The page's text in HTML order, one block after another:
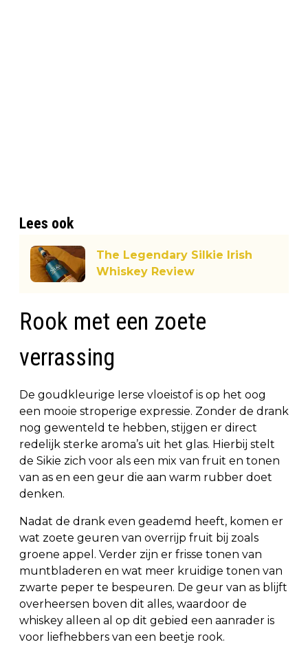
Lees ook
The Legendary Silkie Irish
Whiskey Review
Rook met een zoete
verrassing
De goudkleurige Ierse vloeistof is op het oog
een mooie stroperige expressie. Zonder de drank
nog gewenteld te hebben, stijgen er direct
redelijk sterke aroma’s uit het glas. Hierbij stelt
de Sikie zich voor als een mix van fruit en tonen
van as en een geur die aan warm rubber doet
denken.
Nadat de drank even geademd heeft, komen er
wat zoete geuren van overrijp fruit bij zoals
groene appel. Verder zijn er frisse tonen van
muntbladeren en wat meer kruidige tonen van
zwarte peper te bespeuren. De geur van as blijft
overheersen boven dit alles, waardoor de
whiskey alleen al op dit gebied een aanrader is
voor liefhebbers van een beetje rook.